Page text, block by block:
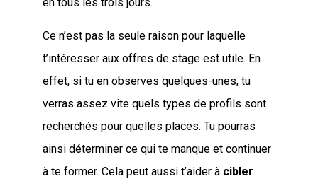
en tous les trois jours.
Ce n’est pas la seule raison pour laquelle
t’intéresser aux offres de stage est utile. En
effet, si tu en observes quelques-unes, tu
verras assez vite quels types de profils sont
recherchés pour quelles places. Tu pourras
ainsi déterminer ce qui te manque et continuer
à te former. Cela peut aussi t’aider à cibler